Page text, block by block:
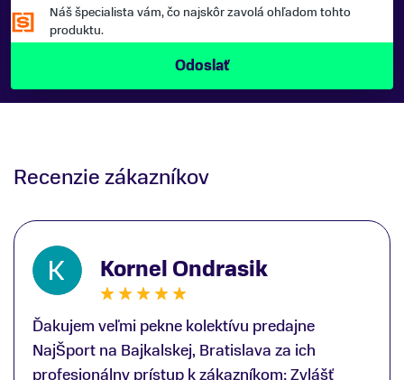
Náš špecialista vám, čo najskôr zavolá ohľadom tohto
produktu.
Recenzie zákazníkov
Kornel Ondrasik
Ďakujem veľmi pekne kolektívu predajne
NajŠport na Bajkalskej, Bratislava za ich
profesionálny prístup k zákazníkom; Zvlášť